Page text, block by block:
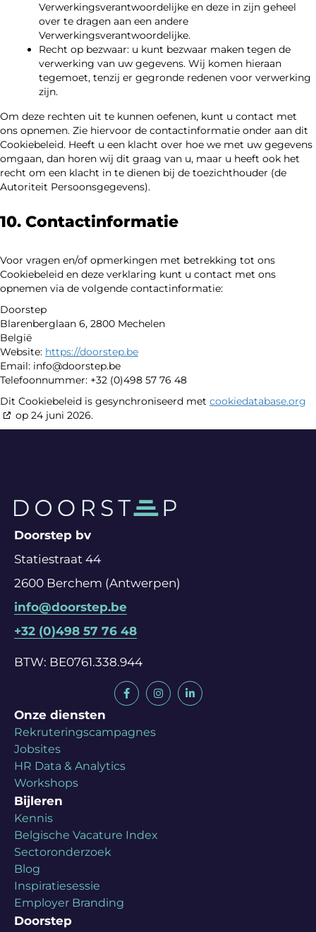
Verwerkingsverantwoordelijke en deze in zijn geheel
over te dragen aan een andere
Verwerkingsverantwoordelijke.
Recht op bezwaar: u kunt bezwaar maken tegen de
verwerking van uw gegevens. Wij komen hieraan
tegemoet, tenzij er gegronde redenen voor verwerking
zijn.
Om deze rechten uit te kunnen oefenen, kunt u contact met
ons opnemen. Zie hiervoor de contactinformatie onder aan dit
Cookiebeleid. Heeft u een klacht over hoe we met uw gegevens
omgaan, dan horen wij dit graag van u, maar u heeft ook het
recht om een klacht in te dienen bij de toezichthouder (de
Autoriteit Persoonsgegevens).
10. Contactinformatie
Voor vragen en/of opmerkingen met betrekking tot ons
Cookiebeleid en deze verklaring kunt u contact met ons
opnemen via de volgende contactinformatie:
Doorstep
Blarenberglaan 6, 2800 Mechelen
België
Website: https://doorstep.be
Email: info@doorstep.be
Telefoonnummer: +32 (0)498 57 76 48
Dit Cookiebeleid is gesynchroniseerd met cookiedatabase.org
op 24 juni 2026.
Doorstep bv
Statiestraat 44
2600 Berchem (Antwerpen)
info@doorstep.be
+32 (0)498 57 76 48
BTW: BE0761.338.944
Onze diensten
Rekruteringscampagnes
Jobsites
HR Data & Analytics
Workshops
Bijleren
Kennis
Belgische Vacature Index
Sectoronderzoek
Blog
Inspiratiesessie
Employer Branding
Doorstep